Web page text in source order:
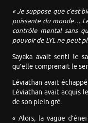
« Je suppose que c’est
puissante du monde…
contrôle mental sans
pouvoir de LYL ne peut
Sayaka avait senti le
qu’elle comprenait le
Léviathan avait
Léviathan avait acquis
de son plein gré.
« Alors, la vague